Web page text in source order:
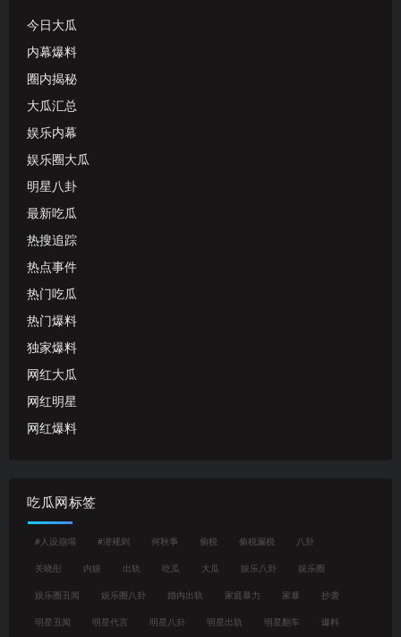
今日大瓜
内幕爆料
圈内揭秘
大瓜汇总
娱乐内幕
娱乐圈大瓜
明星八卦
最新吃瓜
热搜追踪
热点事件
热门吃瓜
热门爆料
独家爆料
网红大瓜
网红明星
网红爆料
吃瓜网标签
#人设崩塌 #潜规则 何秋亊 偷税 偷税漏税 八卦
关晓彤 内娱 出轨 吃瓜 大瓜 娱乐八卦 娱乐圈
娱乐圈丑闻 娱乐圈八卦 婚内出轨 家庭暴力 家暴 抄袭
明星丑闻 明星代言 明星八卦 明星出轨 明星翻车 爆料